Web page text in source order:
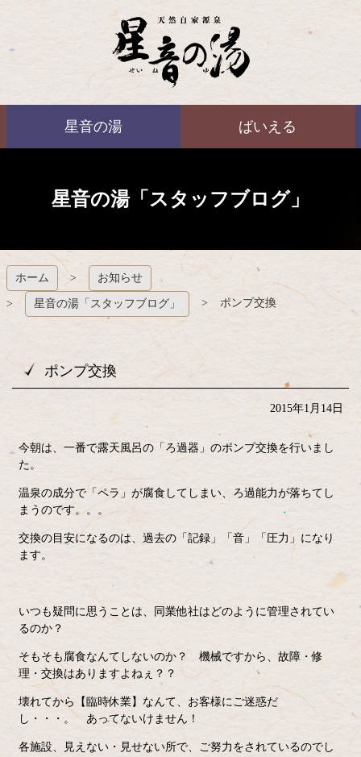
ばいえる
星音の湯 ばいえる
星音の湯「スタッフブログ」
ホーム お知らせ
星音の湯「スタッフブログ」 ポンプ交換
ポンプ交換
2015年1月14日
今朝は、一番で露天風呂の「ろ過器」のポンプ交換を行いまし
た。
温泉の成分で「ペラ」が腐食してしまい、ろ過能力が落ちてし
まうのです。。。
交換の目安になるのは、過去の「記録」「音」「圧力」になり
ます。
いつも疑問に思うことは、同業他社はどのように管理されてい
るのか？
そもそも腐食なんてしないのか？ 機械ですから、故障・修
理・交換はありますよねぇ？？
壊れてから【臨時休業】なんて、お客様にご迷惑だ
し・・・。 あってないけません！
各施設、見えない・見せない所で、ご努力をされているのでし